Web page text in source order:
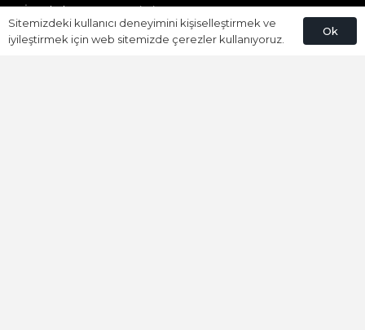
İş Hukuku-SGK Denetimi
İş Mevzuatı Uygulaması
Sitemizdeki kullanıcı deneyimini kişiselleştirmek ve
iyileştirmek için web sitemizde çerezler kullanıyoruz.
Ok